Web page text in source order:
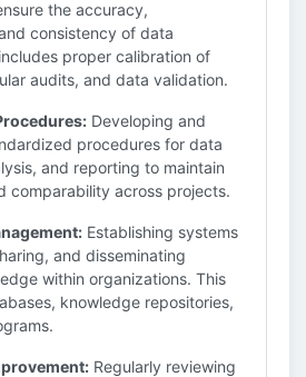
the accuracy,
consistency of data
proper calibration of
audits, and data validation.
Developing and
procedures for data
and reporting to maintain
comparability across projects.
Establishing systems
and disseminating
within organizations. This
knowledge repositories,
Regularly reviewing